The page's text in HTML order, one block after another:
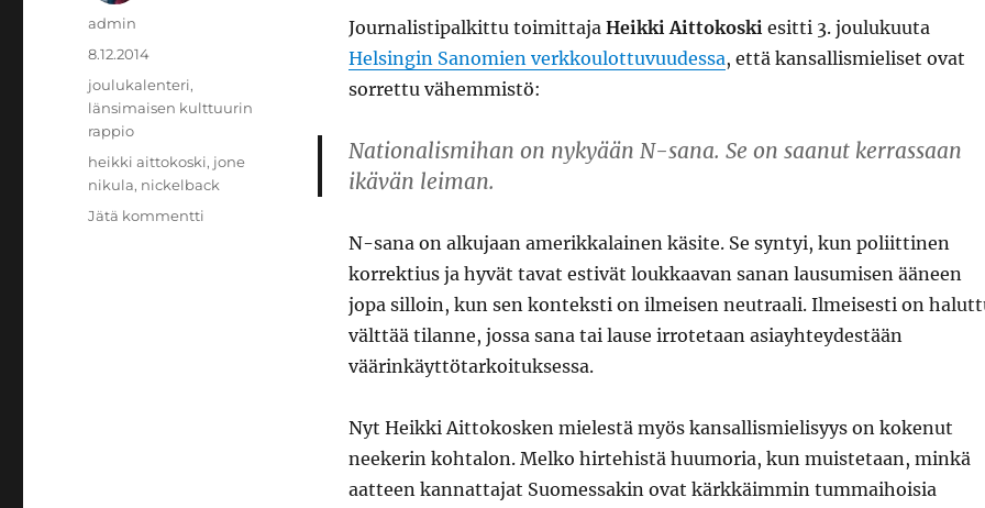
Journalistipalkittu toimittaja Heikki Aittokoski esitti 3. joulukuuta
Helsingin Sanomien verkkoulottuvuudessa, että kansallismieliset ovat
sorrettu vähemmistö:
Nationalismihan on nykyään N-sana. Se on saanut kerrassaan
ikävän leiman.
N-sana on alkujaan amerikkalainen käsite. Se syntyi, kun poliittinen
korrektius ja hyvät tavat estivät loukkaavan sanan lausumisen ääneen
jopa silloin, kun sen konteksti on ilmeisen neutraali. Ilmeisesti on
välttää tilanne, jossa sana tai lause irrotetaan asiayhteydestään
väärinkäyttötarkoituksessa.
Nyt Heikki Aittokosken mielestä myös kansallismielisyys on kokenut
neekerin kohtalon. Melko hirtehistä huumoria, kun muistetaan, minkä
aatteen kannattajat Suomessakin ovat kärkkäimmin tummaihoisia
Kirjoittaja
admin
Julkaistu
8.12.2014
Kategoriat
joulukalenteri,
länsimaisen kulttuurin
rappio
Avainsanat
heikki aittokoski, jone
nikula, nickelback
Jätä kommentti